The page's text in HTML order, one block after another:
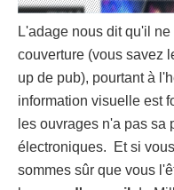
L'adage nous dit qu'il
couverture (vous savez
up de pub), pourtant à
information visuelle est
les ouvrages n'a pas sa
électroniques. Et si
sommes sûr que vous